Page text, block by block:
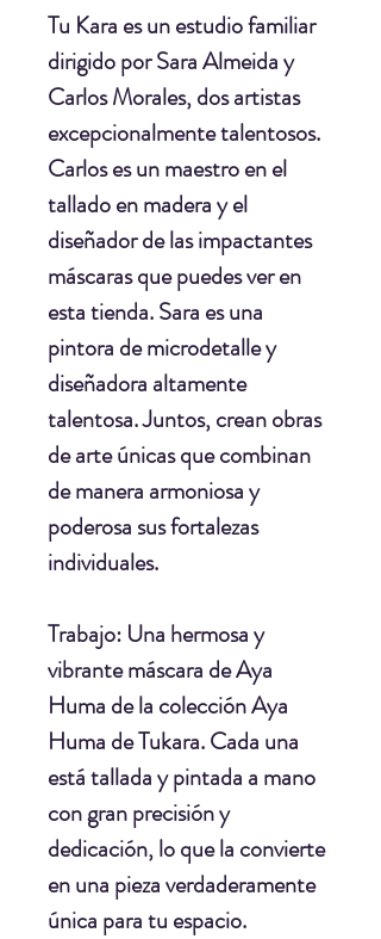
Tu Kara es un estudio familiar
dirigido porSara Almeiday
Carlos Morales, dos artistas
excepcionalmente talentosos.
Carlos es un maestro en el
tallado en madera y el
diseñador de las impactantes
máscaras que puedes ver en
esta tienda. Sara es una
pintora de microdetalle y
diseñadora altamente
talentosa. Juntos, crean obras
de arte únicas que combinan
de manera armoniosa y
poderosa sus fortalezas
individuales.
Trabajo: Una hermosa y
vibrante máscara de Aya
Huma de la colección Aya
Huma de Tukara. Cada una
está tallada y pintada a mano
con gran precisión y
dedicación, lo que la convierte
en una pieza verdaderamente
única para tu espacio.